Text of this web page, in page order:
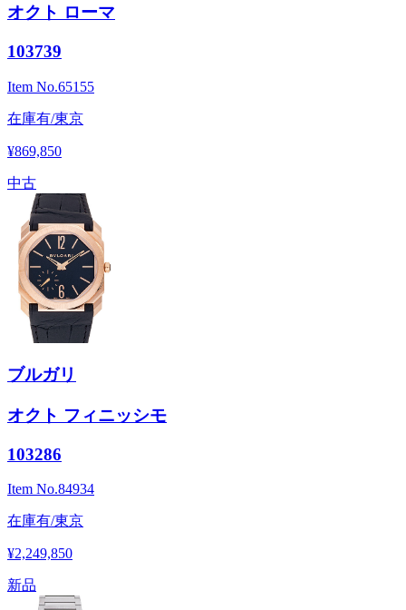
オクト ローマ
103739
Item No.65155
在庫有/東京
¥869,850
中古
ブルガリ
オクト フィニッシモ
103286
Item No.84934
在庫有/東京
¥2,249,850
新品